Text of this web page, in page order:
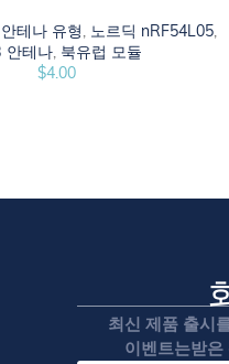
안테나 유형, 노르딕 nRF54L05,
안테나, 북유럽 모듈
$4.00
최신 제품 출시
이벤트는받